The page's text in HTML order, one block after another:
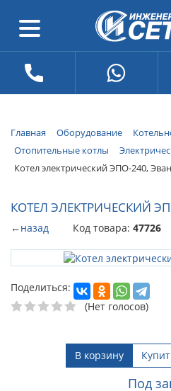
Главная Оборудование
Отопительные котлы
Котел электрический ЭПО-240, Эван
КОТЕЛ ЭЛЕКТРИЧЕСКИЙ
←назад Код товара: 47726
Поделиться:
(Нет голосов)
В корзину
Под